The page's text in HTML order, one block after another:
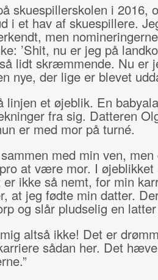
skuespillerskolen i 2016,
i et hav af skuespillere.
men
’Shit, nu er jeg på
lidt skræmmende. Nu er
nye, der lige er blevet
linjen et øjeblik. En
fra sig. Datteren
er med mor på turné.
med min ven,
at være mor. I øjeblikket
ikke så nemt, for min
at jeg fødte min datter.
og slår pludselig en
altså ikke! Det er
sådan her. Det